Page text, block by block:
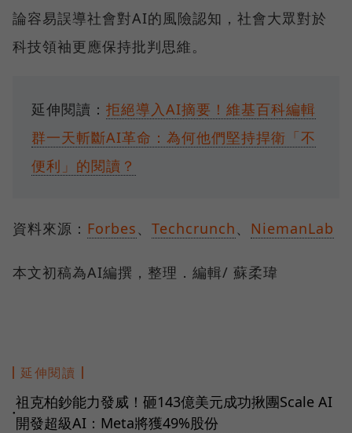
論容易誤導社會對AI的風險認知，社會大眾對於
科技領袖更應保持批判思維。
延伸閱讀： 拒絕導入AI摘要！維基百科編輯
群一天斬斷AI革命：為何他們堅持捍衛「不
便利」的閱讀？
資料來源： Forbes Techcrunch NiemanLab
本文初稿為AI編撰，整理．編輯/ 蘇柔瑋
延伸閱讀
●
祖克柏鈔能力發威！砸143億美元成功揪團Scale AI
開發超級AI：Meta將獲49%股份